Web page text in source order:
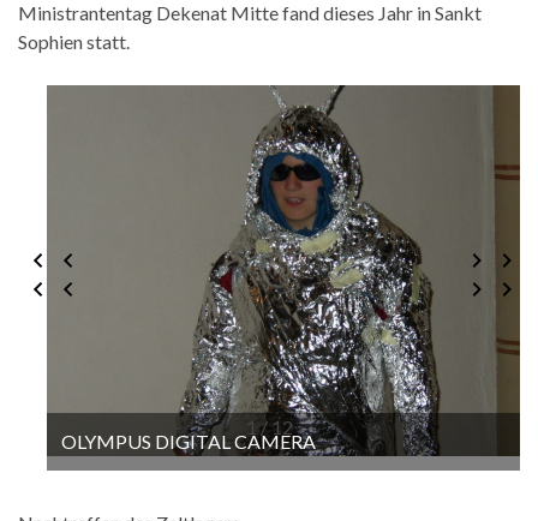
Ministrantentag Dekenat Mitte fand dieses Jahr in Sankt
Sophien statt.
OLYMPUS DIGITAL CAMERA
1 / 12